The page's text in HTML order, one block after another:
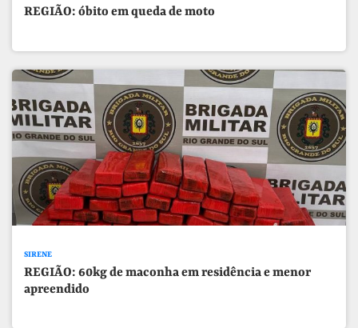
REGIÃO: óbito em queda de moto
SIRENE
REGIÃO: 60kg de maconha em residência e menor
apreendido